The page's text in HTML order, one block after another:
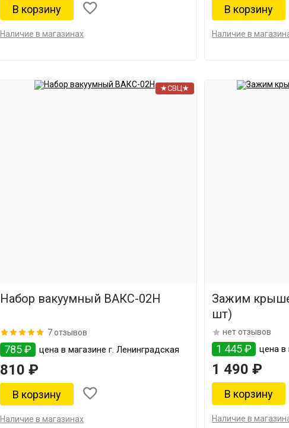
Наличие в магазинах Наличие в
★СВЦ★
Набор вакуумный ВАКС-02Н
7 отзывов
785 ₽ цена в магазине г. Ленинградская
810 ₽
Наличие в магазинах
Зажим
шт)
нет отзывов
1 445 ₽ цена в
1 490 ₽
Наличие в